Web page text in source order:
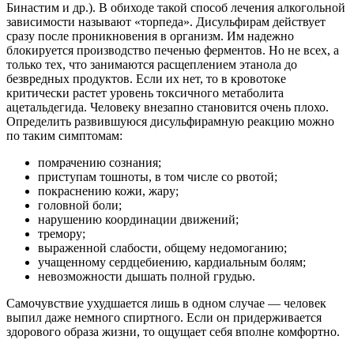
Бинастим и др.). В обиходе такой способ лечения алкогольной
зависимости называют «торпеда». Дисульфирам действует
сразу после проникновения в организм. Им надежно
блокируется производство печенью ферментов. Но не всех, а
только тех, что занимаются расщеплением этанола до
безвредных продуктов. Если их нет, то в кровотоке
критически растет уровень токсичного метаболита
ацетальдегида. Человеку внезапно становится очень плохо.
Определить развившуюся дисульфирамную реакцию можно
по таким симптомам:
помрачению сознания;
приступам тошноты, в том числе со рвотой;
покраснению кожи, жару;
головной боли;
нарушению координации движений;
тремору;
выраженной слабости, общему недомоганию;
учащенному сердцебиению, кардиальным болям;
невозможности дышать полной грудью.
Самочувствие ухудшается лишь в одном случае — человек
выпил даже немного спиртного. Если он придерживается
здорового образа жизни, то ощущает себя вполне комфортно.